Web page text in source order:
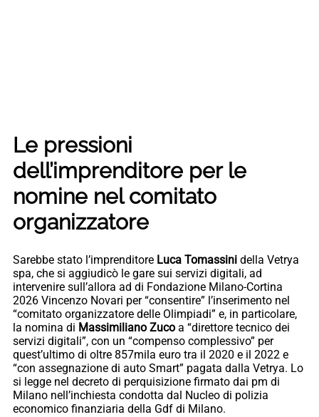
Le pressioni
dell’imprenditore per le
nomine nel comitato
organizzatore
Sarebbe stato l’imprenditore Luca Tomassini della Vetrya
spa, che si aggiudicò le gare sui servizi digitali, ad
intervenire sull’allora ad di Fondazione Milano-Cortina
2026 Vincenzo Novari per “consentire” l’inserimento nel
“comitato organizzatore delle Olimpiadi” e, in particolare,
la nomina di Massimiliano Zuco a “direttore tecnico dei
servizi digitali”, con un “compenso complessivo” per
quest’ultimo di oltre 857mila euro tra il 2020 e il 2022 e
“con assegnazione di auto Smart” pagata dalla Vetrya. Lo
si legge nel decreto di perquisizione firmato dai pm di
Milano nell’inchiesta condotta dal Nucleo di polizia
economico finanziaria della Gdf di Milano.